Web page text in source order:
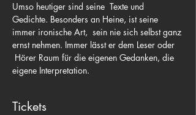
Umso heutiger sind seine  Texte und
Gedichte. Besonders an Heine, ist seine
immer ironische Art,  sein nie sich selbst ganz
ernst nehmen. Immer lässt er dem Leser oder
Hörer Raum für die eigenen Gedanken, die
eigene Interpretation.
Tickets